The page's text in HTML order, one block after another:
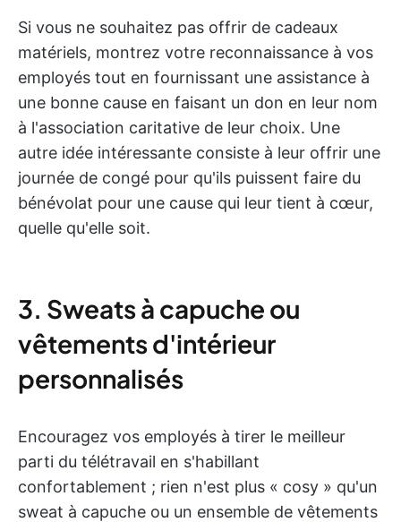
Si vous ne souhaitez pas offrir de cadeaux
matériels, montrez votre reconnaissance à vos
employés tout en fournissant une assistance à
une bonne cause en faisant un don en leur nom
à l'association caritative de leur choix. Une
autre idée intéressante consiste à leur offrir une
journée de congé pour qu'ils puissent faire du
bénévolat pour une cause qui leur tient à cœur,
quelle qu'elle soit.
3. Sweats à capuche ou
vêtements d'intérieur
personnalisés
Encouragez vos employés à tirer le meilleur
parti du télétravail en s'habillant
confortablement ; rien n'est plus « cosy » qu'un
sweat à capuche ou un ensemble de vêtements